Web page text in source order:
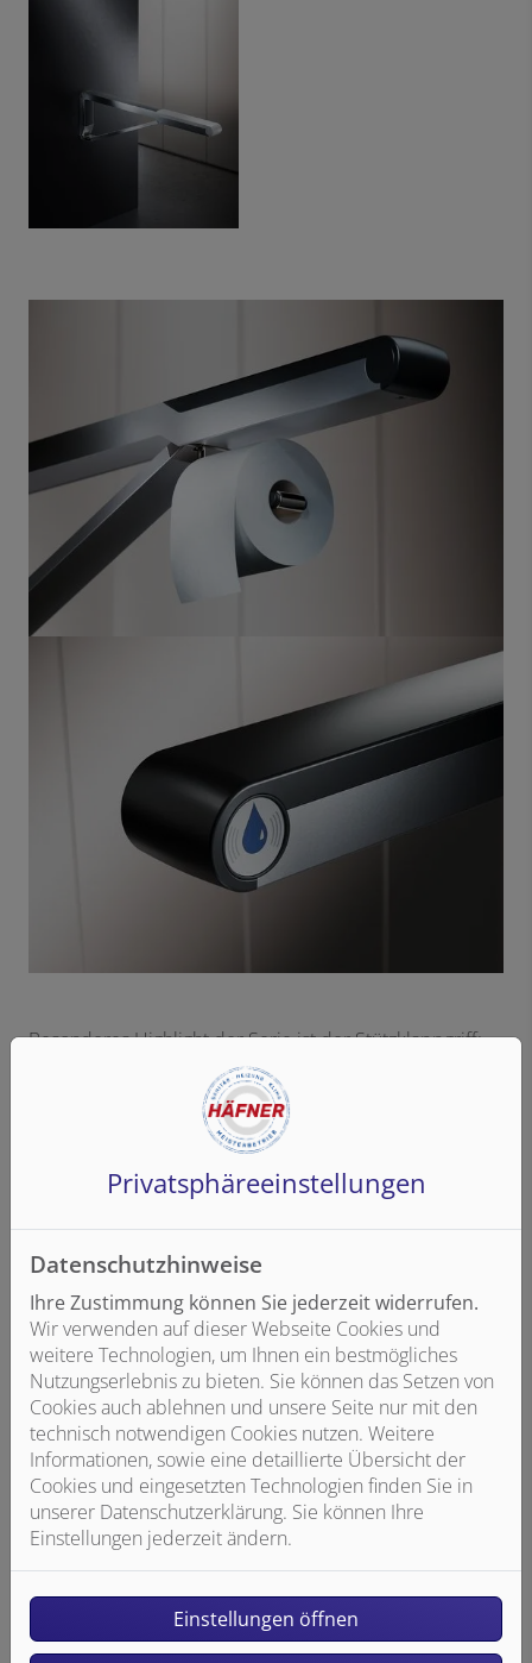
Besonderes Highlight der Serie ist der Stützklappgriff:
hochgeklappt steht er einzigartig flach und unauffällig an
der Wand. Beim Hochklappen schieben sich die Profile
des Stützklappgriffs auseinander. So ergibt sich an der
Wand die einzigartig flache, elegante und nahezu
skulptural anmutende Optik.
Privatsphäre­einstellungen
Datenschutzhinweise
Ihre Zustimmung können Sie jederzeit widerrufen.
Wir verwenden auf dieser Webseite Cookies und
weitere Technologien, um Ihnen ein bestmögliches
Nutzungserlebnis zu bieten. Sie können das Setzen von
Cookies auch ablehnen und unsere Seite nur mit den
technisch notwendigen Cookies nutzen. Weitere
Informationen, sowie eine detaillierte Übersicht der
Cookies und eingesetzten Technologien finden Sie in
unserer Datenschutzerklärung. Sie können Ihre
Einstellungen jederzeit ändern.
Einstellungen öffnen